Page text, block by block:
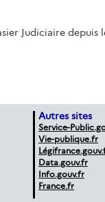
Judiciaire depuis
Autres sites
Service-
Vie-publique.fr
Data.gouv.fr
Info.gouv.fr
France.fr